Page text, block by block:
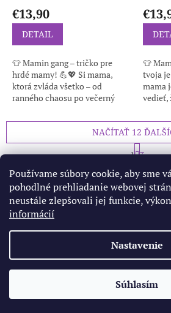
Používame súbory cookie, aby sme
pohodlné prehliadanie webovej
neustále zlepšovali jej funkcie,
informácií
Nastavenie
Súhlasím
€13,90
DETAIL
👕 Mamin gang – tričko pre
hrdé mamy! 💪💖 Si mama,
ktorá zvláda všetko – od
ranného chaosu po večerný
tričká sú nielen pohodlné a
štýlové, ale hlavne –...
👕
tvoja
mama
vedieť,
v
l
á
c
i
e
p
r
NAČÍTAŤ 12
S
t
r
á
n
k
o
a
n
i
e
1 3
31položiek
HORE
Vytvoril
Mamimo. Všetky